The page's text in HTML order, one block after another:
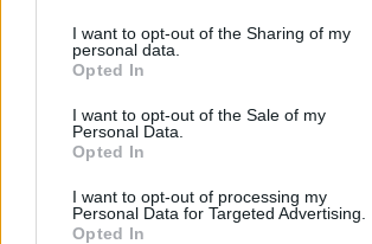
I want to opt-out of the Sharing of my
personal data.
Opted In
I want to opt-out of the Sale of my
Personal Data.
Opted In
I want to opt-out of processing my
Personal Data for Targeted Advertising.
Opted In